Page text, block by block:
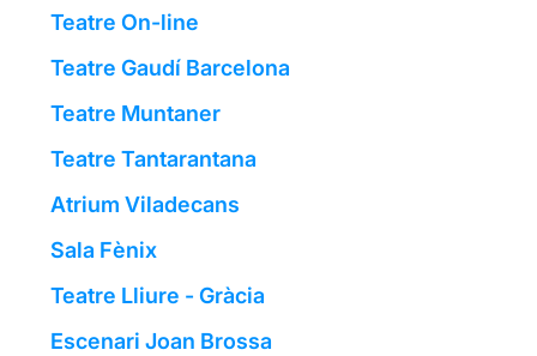
Teatre On-line
Teatre Gaudí Barcelona
Teatre Muntaner
Teatre Tantarantana
Atrium Viladecans
Sala Fènix
Teatre Lliure - Gràcia
Escenari Joan Brossa